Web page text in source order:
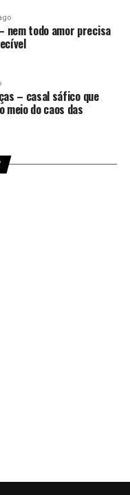
nem todo amor precisa
– casal sáfico que
meio do caos das